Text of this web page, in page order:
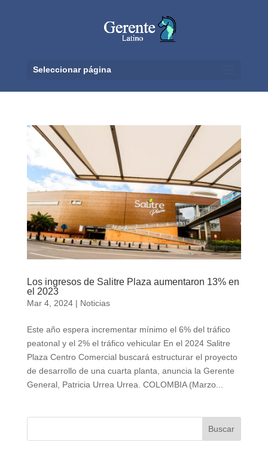
Seleccionar página
Los ingresos de Salitre Plaza aumentaron 13% en
el 2023
Mar 4, 2024| Noticias
Este año espera incrementar mínimo el 6% del tráfico
peatonal y el 2% el tráfico vehicular En el 2024 Salitre
Plaza Centro Comercial buscará estructurar el proyecto
de desarrollo de una cuarta planta, anuncia la Gerente
General, Patricia Urrea Urrea. COLOMBIA (Marzo...